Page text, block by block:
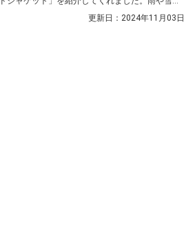
アルミなど、魅力が詰まったアイテムなんだそ
更新日： 2024年11月03日